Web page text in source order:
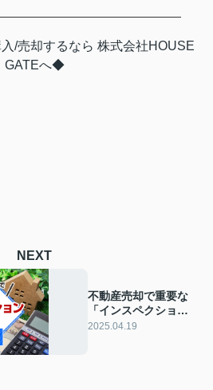
/売却するなら 株式会社HOUSE
GATEへ◆
NEXT
不動産売却で重要な
「インスペクショ
ン」とは？メリット
2025.04.19